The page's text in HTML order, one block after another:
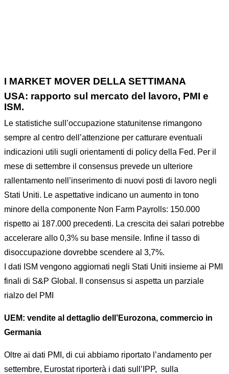
I MARKET MOVER DELLA SETTIMANA
USA: rapporto sul mercato del lavoro, PMI e
ISM.
Le statistiche sull’occupazione statunitense rimangono
sempre al centro dell’attenzione per catturare eventuali
indicazioni utili sugli orientamenti di policy della Fed. Per il
mese di settembre il consensus prevede un ulteriore
rallentamento nell’inserimento di nuovi posti di lavoro negli
Stati Uniti. Le aspettative indicano un aumento in tono
minore della componente Non Farm Payrolls: 150.000
rispetto ai 187.000 precedenti. La crescita dei salari potrebbe
accelerare allo 0,3% su base mensile. Infine il tasso di
disoccupazione dovrebbe scendere al 3,7%.
I dati ISM vengono aggiornati negli Stati Uniti insieme ai PMI
finali di S&P Global. Il consensus si aspetta un parziale
rialzo del PMI
UEM: vendite al dettaglio dell’Eurozona, commercio in
Germania
Oltre ai dati PMI, di cui abbiamo riportato l’andamento per
settembre, Eurostat riporterà i dati sull’IPP, sulla